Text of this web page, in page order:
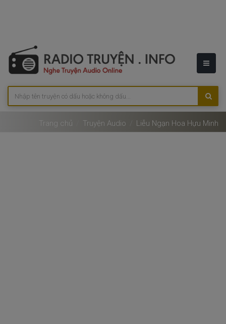
Trang chủ Truyện Audio Liễu Ngạn Hoa Hựu Minh